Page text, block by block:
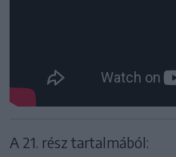
A 21. rész tartalmából: